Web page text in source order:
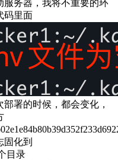
服务器，我将不重要的环
码里面
署的时候，都会变化，
固化到
目录